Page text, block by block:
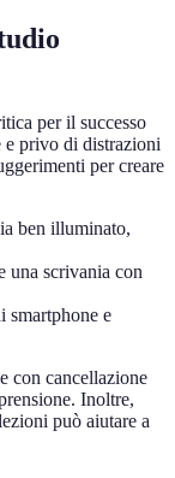
per il successo
e privo di distrazioni
per creare
ben illuminato,
una scrivania con
smartphone e
con cancellazione
Inoltre,
può aiutare a